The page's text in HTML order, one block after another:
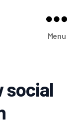
Menu
social